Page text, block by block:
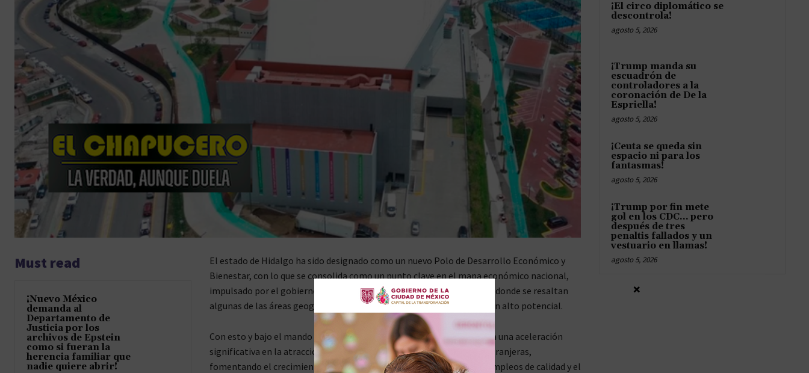
Must read
¡Nuevo México
demanda al
Departamento de
Justicia por los
archivos de Epstein
como si fueran la
herencia familiar que
nadie quiere abrir!
El estado de Hidalgo ha sido designado como un nuevo Polo de Desarrollo Económico y
Bienestar, con lo que se consolida como un punto clave en el mapa económico nacional,
impulsado por el gobierno federal, a través del Plan México, proyecto donde se resaltan
algunas de las áreas geográficas específicas de la entidad que tienen un alto potencial.
Con esto y bajo el mando el del gobernador, Julio Menchaca, se espera una aceleración
significativa en la atracción de inversiones tanto nacionales como extranjeras,
fomentando el crecimiento económico sostenido, la generación de empleos de calidad y el
¡El circo diplomático se
descontrola!
agosto 5, 2026
¡Trump manda su
escuadrón de
controladores a la
coronación de De la
Espriella!
agosto 5, 2026
¡Ceuta se queda sin
espacio ni para los
fantasmas!
agosto 5, 2026
¡Trump por fin mete
gol en los CDC… pero
después de tres
penaltis fallados y un
vestuario en llamas!
agosto 5, 2026
×